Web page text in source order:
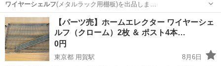
ワイヤーシェルフ(メタルラック用棚板)を出品しま…
東京 江東区 門前仲町駅
【パーツ売】ホームエレクター ワイヤーシェ
ルフ（クローム）2枚 ＆ ポスト4本…
0円
東京都 用賀駅
8月6日